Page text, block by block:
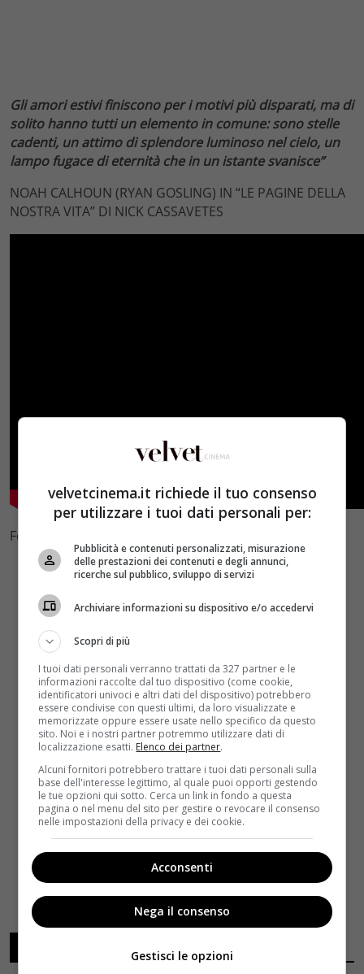
Gli amori estivi finiscono per i motivi più disparati, ma di
solito hanno tutti un elemento in comune: sono stelle
cadenti, un attimo di splendore luminoso nel cielo, un
lampo fugace di eternità che in un istante svanisce”
NOAH CALHOUN (RYAN GOSLING) IN “LE PAGINE DELLA
NOSTRA VITA” DI NICK CASSAVETES
Foto by Facebook
velvetcinema.it richiede il tuo consenso
per utilizzare i tuoi dati personali per:
Pubblicità e contenuti personalizzati, misurazione
delle prestazioni dei contenuti e degli annunci,
ricerche sul pubblico, sviluppo di servizi
Archiviare informazioni su dispositivo e/o accedervi
Scopri di più
I tuoi dati personali verranno trattati da 327 partner e le
informazioni raccolte dal tuo dispositivo (come cookie,
identificatori univoci e altri dati del dispositivo) potrebbero
essere condivise con questi ultimi, da loro visualizzate e
memorizzate oppure essere usate nello specifico da questo
sito. Noi e i nostri partner potremmo utilizzare dati di
localizzazione esatti. Elenco dei partner.
Alcuni fornitori potrebbero trattare i tuoi dati personali sulla
base dell'interesse legittimo, al quale puoi opporti gestendo
le tue opzioni qui sotto. Cerca un link in fondo a questa
pagina o nel menu del sito per gestire o revocare il consenso
nelle impostazioni della privacy e dei cookie.
Acconsenti
Nega il consenso
Gestisci le opzioni